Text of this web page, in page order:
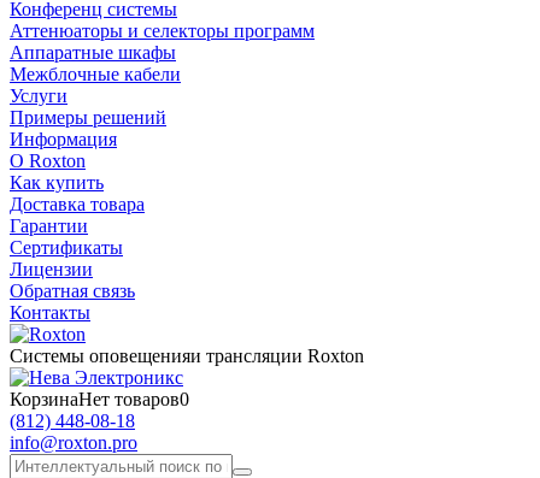
Конференц системы
Аттенюаторы и селекторы программ
Аппаратные шкафы
Межблочные кабели
Услуги
Примеры решений
Информация
О Roxton
Как купить
Доставка товара
Гарантии
Сертификаты
Лицензии
Обратная связь
Контакты
Системы оповещенияи трансляции Roxton
КорзинаНет товаров0
(812) 448-08-18
info@roxton.pro